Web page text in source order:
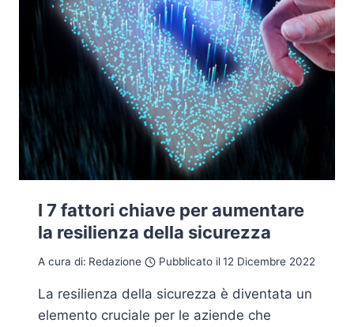
I 7 fattori chiave per aumentare
la resilienza della sicurezza
A cura di: Redazione Pubblicato il12 Dicembre 2022
La resilienza della sicurezza è diventata un
elemento cruciale per le aziende che